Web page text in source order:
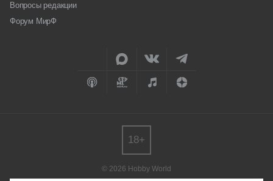
Вопросы редакции
Форум МирФ
© 2026 Hobby World
18+